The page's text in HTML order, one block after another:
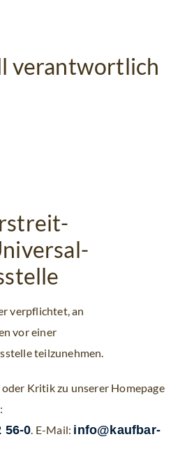
verantwortlich
verpflichtet, an
vor einer
teilzunehmen.
Kritik zu unserer Homepage
56-0. E-Mail: info@kaufbar-